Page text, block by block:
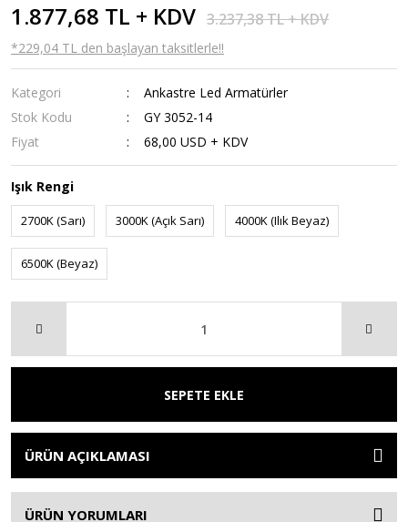
1.877,68 TL + KDV 3.237,38 TL + KDV
*229,04 TL den başlayan taksitlerle!!
Kategori
Ankastre Led Armatürler
Stok Kodu
GY 3052-14
Fiyat
68,00 USD + KDV
Işık Rengi
2700K (Sarı) 3000K (Açık Sarı) 4000K (Ilık Beyaz)
6500K (Beyaz)
SEPETE EKLE
ÜRÜN AÇIKLAMASI
ÜRÜN YORUMLARI